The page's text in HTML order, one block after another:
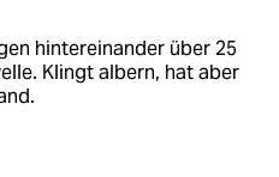
hintereinander über 25
Klingt albern, hat aber